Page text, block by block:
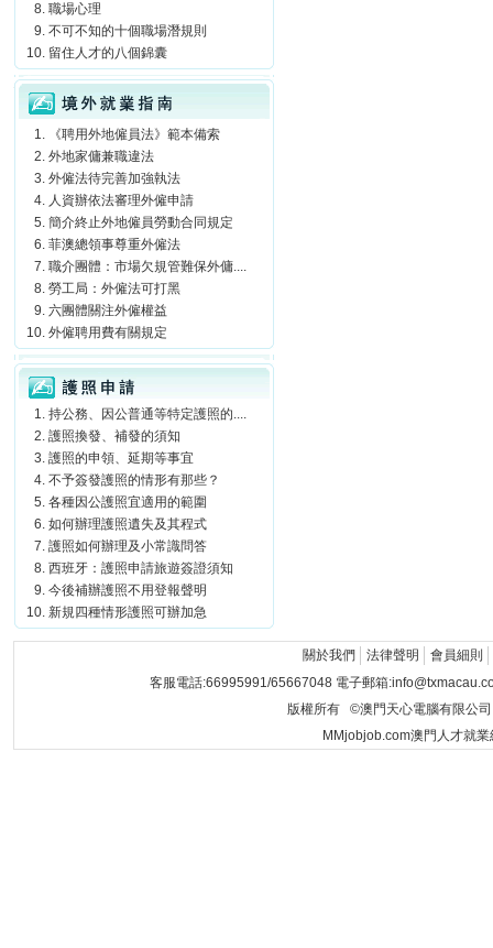
職場心理
不可不知的十個職場潛規則
留住人才的八個錦囊
境外就業指南
《聘用外地僱員法》範本備索
外地家傭兼職違法
外僱法待完善加強執法
人資辦依法審理外僱申請
簡介終止外地僱員勞動合同規定
菲澳總領事尊重外僱法
職介團體：市場欠規管難保外傭....
勞工局：外僱法可打黑
六團體關注外僱權益
外僱聘用費有關規定
護照申請
持公務、因公普通等特定護照的....
護照換發、補發的須知
護照的申領、延期等事宜
不予簽發護照的情形有那些？
各種因公護照宜適用的範圍
如何辦理護照遺失及其程式
護照如何辦理及小常識問答
西班牙：護照申請旅遊簽證須知
今後補辦護照不用登報聲明
新規四種情形護照可辦加急
關於我們 法律聲明
會員細則
客服電話:66995991/65667048 電子郵箱
版權所有 ©澳門天心電腦有限公
MMjobjob.com澳門人才就